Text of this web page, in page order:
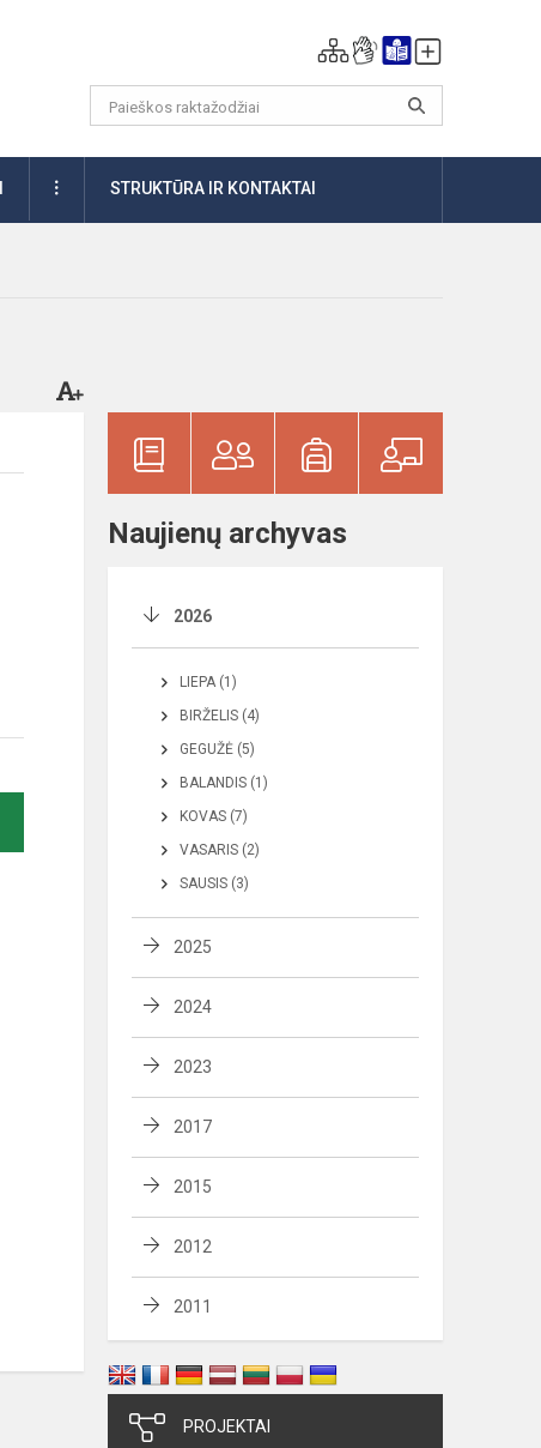
DAUGIAUSTRUKTŪRA IR KONTAKTAI
Naujienų archyvas
2026
LIEPA (1)
BIRŽELIS (4)
GEGUŽĖ (5)
BALANDIS (1)
KOVAS (7)
VASARIS (2)
SAUSIS (3)
2025
2024
2023
2017
2015
2012
2011
PROJEKTAI